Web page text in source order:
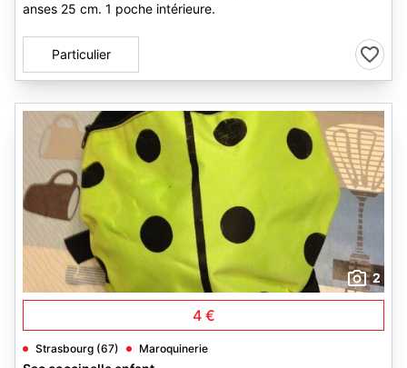
anses 25 cm. 1 poche intérieure.
Particulier
2
4 €
Strasbourg (67) Maroquinerie